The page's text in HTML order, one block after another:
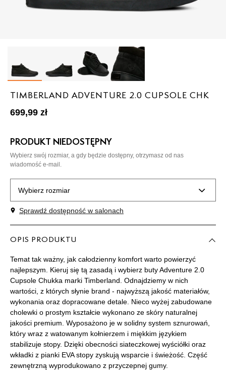
TIMBERLAND ADVENTURE 2.0 CUPSOLE CHK
699,99 zł
PRODUKT NIEDOSTĘPNY
Wybierz swój rozmiar, a gdy będzie dostępny, otrzymasz od nas
wiadomość e-mail.
Wybierz rozmiar
Rozmiary EU
40 25 cm
41 25,5 cm Powiadom o dostępności
41,5 26 cm Powiadom o dostępności
42 26,5 cm Powiadom o dostępności
43 27 cm Powiadom o dostępności
Sprawdź dostępność w salonach
OPIS PRODUKTU
Temat tak ważny, jak całodzienny komfort warto powierzyć
najlepszym. Kieruj się tą zasadą i wybierz buty Adventure 2.0
Cupsole Chukka marki Timberland. Odnajdziemy w nich
wartości, z których słynie brand - najwyższą jakość materiałów,
wykonania oraz dopracowane detale. Nieco wyżej zabudowane
cholewki o prostym kształcie wykonano ze skóry naturalnej
jakości premium. Wyposażono je w solidny system sznurowań,
który wraz z watowanym kołnierzem i miękkim językiem
stabilizuje stopy. Dzięki obecności siateczkowej wyściółki oraz
wkładki z pianki EVA stopy zyskują wsparcie i świeżość. Część
zewnętrzną wyprodukowano z przyczepnej gumy.